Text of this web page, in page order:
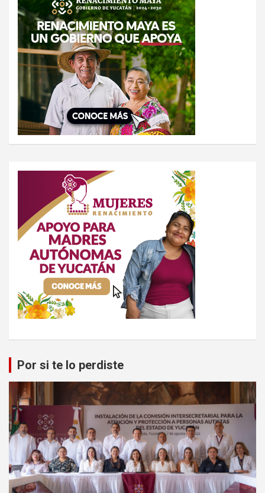
Por si te lo perdiste